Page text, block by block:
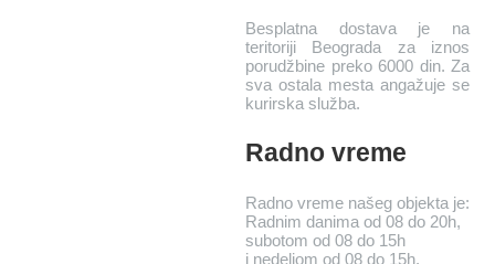
Besplatna dostava je na
teritoriji Beograda za iznos
porudžbine preko 6000 din. Za
sva ostala mesta angažuje se
kurirska služba.
Radno vreme
Radno vreme našeg objekta je:
Radnim danima od 08 do 20h,
subotom od 08 do 15h
i nedeljom od 08 do 15h.